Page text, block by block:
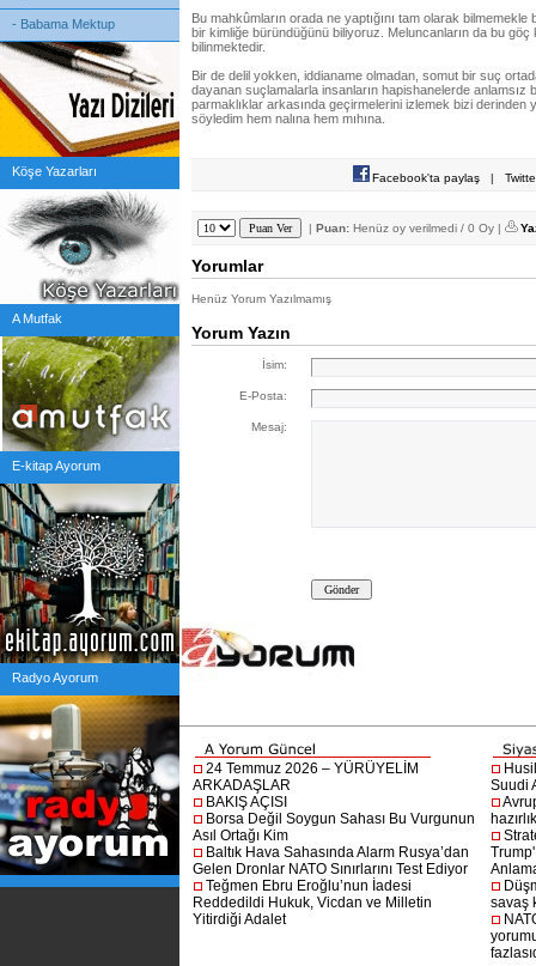
- Babama Mektup
Köşe Yazarları
A Mutfak
E-kitap Ayorum
Radyo Ayorum
Bu mahkûmların orada ne yaptığını tam olarak bilmemekle
bir kimliğe büründüğünü biliyoruz. Meluncanların da bu
bilinmektedir.
Bir de delil yokken, iddianame olmadan, somut bir suç
dayanan suçlamalarla insanların hapishanelerde anlamsız
parmaklıklar arkasında geçirmelerini izlemek bizi derinden
söyledim hem nalına hem mıhına.
Facebook'ta paylaş |
| Puan: Henüz oy verilmedi / 0 Oy |
Yorumlar
Henüz Yorum Yazılmamış
Yorum Yazın
İsim:
E-Posta:
Mesaj:
24 Temmuz 2026 – YÜRÜYELİM
ARKADAŞLAR
BAKIŞ AÇISI
Borsa Değil Soygun Sahası Bu Vurgunun
Asıl Ortağı Kim
Baltık Hava Sahasında Alarm Rusya’dan
Gelen Dronlar NATO Sınırlarını Test Ediyor
Teğmen Ebru Eroğlu’nun İadesi
Reddedildi Hukuk, Vicdan ve Milletin
Yitirdiği Adalet
Suudi
savaş